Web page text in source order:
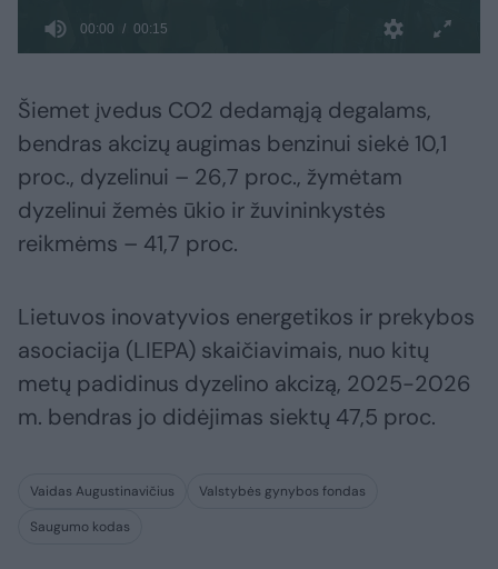
Šiemet įvedus CO2 dedamąją degalams,
bendras akcizų augimas benzinui siekė 10,1
proc., dyzelinui – 26,7 proc., žymėtam
dyzelinui žemės ūkio ir žuvininkystės
reikmėms – 41,7 proc.
Lietuvos inovatyvios energetikos ir prekybos
asociacija (LIEPA) skaičiavimais, nuo kitų
metų padidinus dyzelino akcizą, 2025-2026
m. bendras jo didėjimas siektų 47,5 proc.
Vaidas Augustinavičius
Valstybės gynybos fondas
Saugumo kodas